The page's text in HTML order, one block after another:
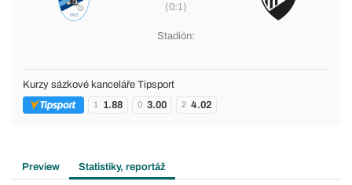
(0:1)
Stadión:
Kurzy sázkové kanceláře Tipsport
1 1.88 0 3.00 2 4.02
Preview Statistiky, reportáž